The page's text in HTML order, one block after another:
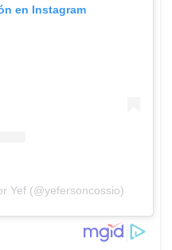
en Instagram
Yef (@yefersoncossio)